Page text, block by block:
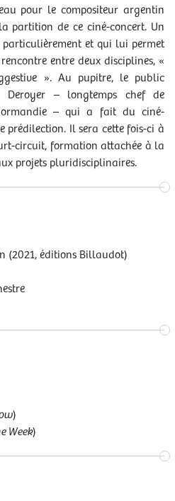
proposé dans la formule TRIBU.
pour le compositeur argentin
partition de ce ciné-concert. Un
et qui lui permet
entre deux disciplines, «
». Au pupitre, le public
Deroyer – longtemps chef de
– qui a fait du ciné-
prédilection. Il sera cette fois-ci à
circuit, formation attachée à la
projets pluridisciplinaires.
(2021, éditions Billaudot)
)
Week)